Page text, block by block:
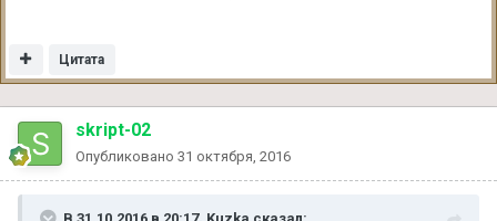
Цитата
skript-02
Опубликовано 31 октября, 2016